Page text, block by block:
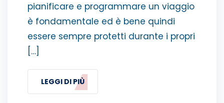
pianificare e programmare un viaggio
è fondamentale ed è bene quindi
essere sempre protetti durante i propri
[…]
LEGGI DI PIÙ